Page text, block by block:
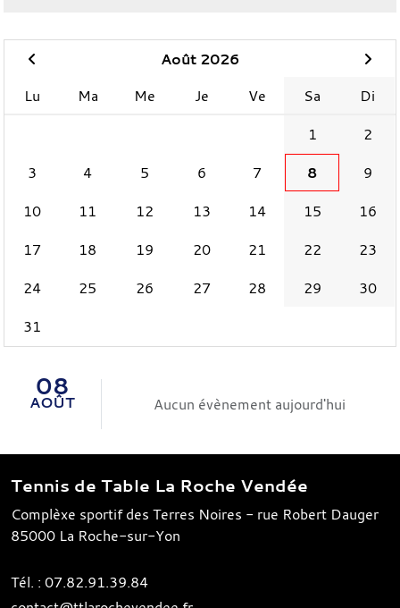
Août 2026
Lu
Ma Me Je Ve Sa
Di
1
2
3
4 5 6 7 8
9
10
11 12 13 14 15
16
17
18 19 20 21 22
23
24
25 26 27 28 29
30
31
08
AOÛT Aucun évènement aujourd'hui
Tennis de Table La Roche Vendée
Complèxe sportif des Terres Noires - rue Robert Dauger
85000 La Roche-sur-Yon
Tél. : 07.82.91.39.84